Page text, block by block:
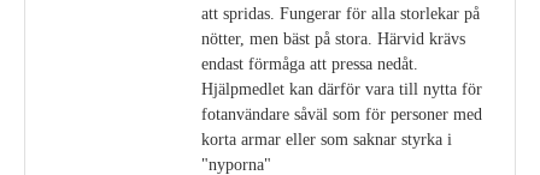
att spridas. Fungerar för alla storlekar på
nötter, men bäst på stora. Härvid krävs
endast förmåga att pressa nedåt.
Hjälpmedlet kan därför vara till nytta för
fotanvändare såväl som för personer med
korta armar eller som saknar styrka i
"nyporna"